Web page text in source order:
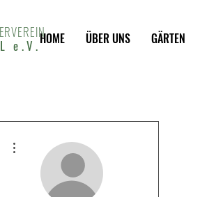
e.V.HOME ÜBER UNS GÄRTEN